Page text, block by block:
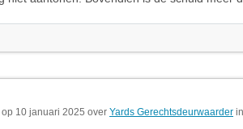
10 januari 2025 over Yards Gerechtsdeurwaarder